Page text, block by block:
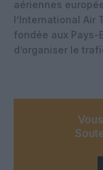
aériennes
l’International Air
fondée aux Pays-
d’organiser le